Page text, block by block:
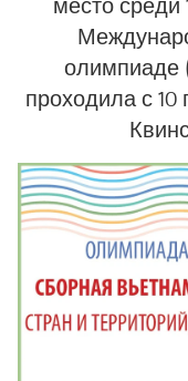
олимпиаде
проходила с